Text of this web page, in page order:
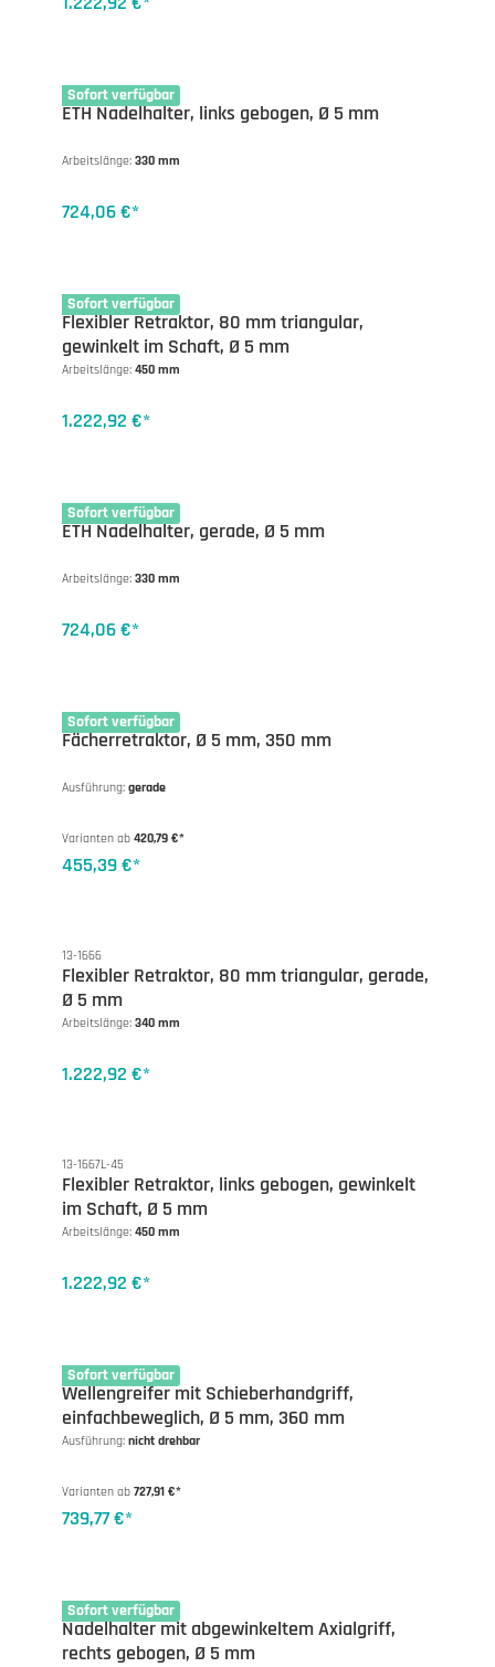
Sofort verfügbar
13-1594ET
ETH Nadelhalter, links gebogen, Ø 5 mm
Arbeitslänge: 330 mm
724,06 €*
Sofort verfügbar
13-1665-45
Flexibler Retraktor, 80 mm triangular,
gewinkelt im Schaft, Ø 5 mm
Arbeitslänge: 450 mm
1.222,92 €*
Sofort verfügbar
13-1591ET
ETH Nadelhalter, gerade, Ø 5 mm
Arbeitslänge: 330 mm
724,06 €*
Sofort verfügbar
13-1670
Fächerretraktor, Ø 5 mm, 350 mm
Ausführung: gerade
Varianten ab 420,79 €*
455,39 €*
13-1666
Flexibler Retraktor, 80 mm triangular, gerade,
Ø 5 mm
Arbeitslänge: 340 mm
1.222,92 €*
13-1667L-45
Flexibler Retraktor, links gebogen, gewinkelt
im Schaft, Ø 5 mm
Arbeitslänge: 450 mm
1.222,92 €*
Sofort verfügbar
13-1381DG
Wellengreifer mit Schieberhandgriff,
einfachbeweglich, Ø 5 mm, 360 mm
Ausführung: nicht drehbar
Varianten ab 727,91 €*
739,77 €*
Sofort verfügbar
13-1593P-45
Nadelhalter mit abgewinkeltem Axialgriff,
rechts gebogen, Ø 5 mm